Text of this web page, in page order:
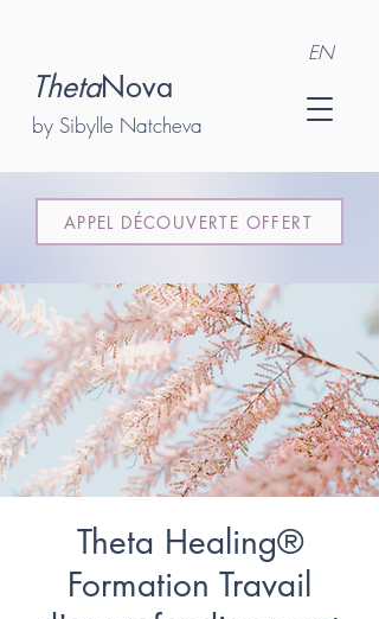
EN
ThetaNova
by Sibylle Natcheva
APPEL DÉCOUVERTE OFFERT
Theta Healing®
Formation Travail